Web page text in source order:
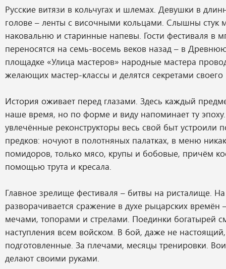
Русские витязи в кольчугах и шлемах. Девушки в
голове – ленты с височными кольцами. Слышны стук
наковальню и старинные напевы. Гости фестиваля в
переносятся на семь-восемь веков назад – в
площадке «Улица мастеров» народные мастера
желающих мастер-классы и делятся секретами своего
История оживает перед глазами. Здесь каждый
наше время, но по форме и виду напоминает ту
увлечённые реконструкторы весь свой быт устроили
предков: ночуют в полотняных палатках, в меню
помидоров, только мясо, крупы и бобовые, причём
помощью трута и кресала.
Главное зрелище фестиваля – битвы на ристалище.
разворачивается сражение в духе рыцарских времён
мечами, топорами и стрелами. Поединки богатырей
наступления всем войском. В бой, даже не
подготовленные. За плечами, месяцы тренировки.
делают своими руками.